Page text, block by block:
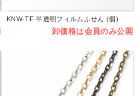
KNW-TF 半透明フィルムふせん (個)
卸価格は会員のみ公開